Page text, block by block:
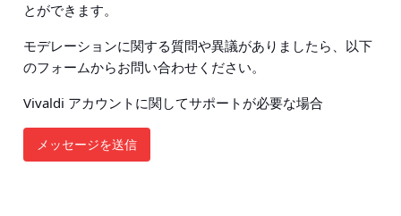
とができます。
モデレーションに関する質問や異議がありましたら、以下
のフォームからお問い合わせください。
Vivaldi アカウントに関してサポートが必要な場合
メッセージを送信